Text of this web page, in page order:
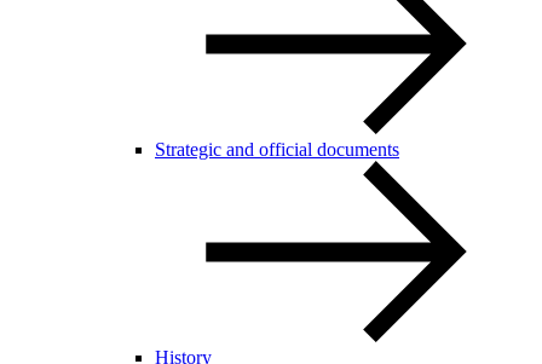
Strategic and official documents
History